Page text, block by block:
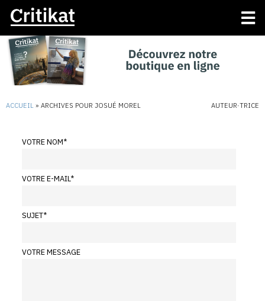
ACCUEIL » ARCHIVES POUR JOSUÉ MOREL AUTEUR·TRICE
VOTRE NOM*
VOTRE E-MAIL*
SUJET*
VOTRE MESSAGE